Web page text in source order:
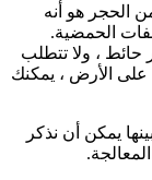
الحجر هو أنه
الحمضية.
حائط ، ولا تتطلب
على الأرض ، يمكنك
يمكن أن نذكر